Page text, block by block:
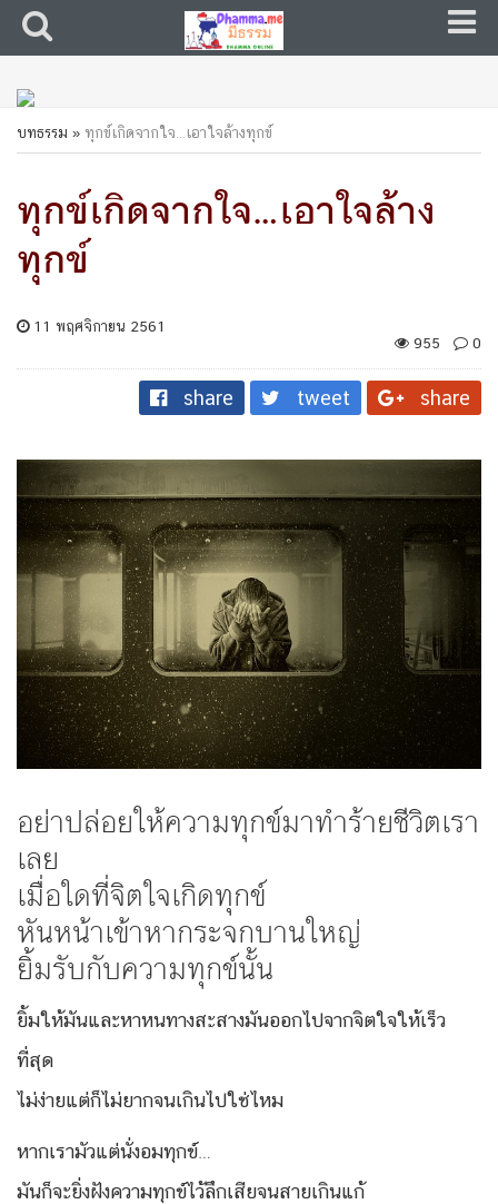
บทธรรม » ทุกข์เกิดจากใจ…เอาใจล้างทุกข์
ทุกข์เกิดจากใจ…เอาใจล้าง
ทุกข์
11 พฤศจิกายน 2561
955
0
share tweet share
อย่าปล่อยให้ความทุกข์มาทำร้ายชีวิตเรา
เลย
เมื่อใดที่จิตใจเกิดทุกข์
หันหน้าเข้าหากระจกบานใหญ่
ยิ้มรับกับความทุกข์นั้น
ยิ้มให้มันและหาหนทางสะสางมันออกไปจากจิตใจให้เร็ว
ที่สุด
ไม่ง่ายแต่ก็ไม่ยากจนเกินไปใช่ไหม
หากเรามัวแต่นั่งอมทุกข์…
มันก็จะยิ่งฝังความทุกข์ไว้ลึกเสียจนสายเกินแก้